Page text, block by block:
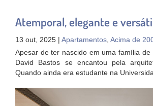
Atemporal, elegante e
13 out, 2025 | Apartamentos Acima de
Apesar de ter nascido em uma família de
David Bastos se encantou pela
Quando ainda era estudante na